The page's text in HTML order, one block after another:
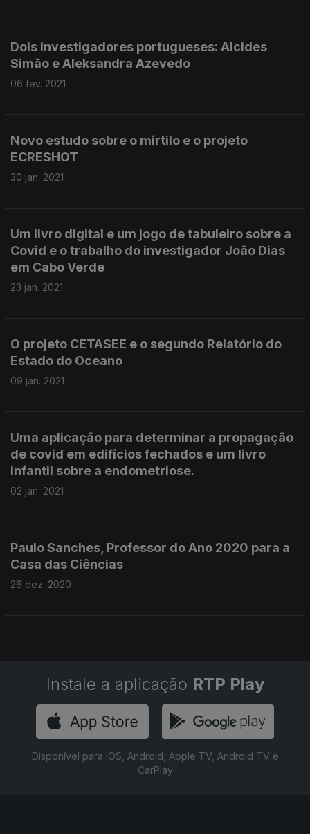
Dois investigadores portugueses: Alcides
Simão e Aleksandra Azevedo
06 fev. 2021
Novo estudo sobre o mirtilo e o projeto
ECRESHOT
30 jan. 2021
Um livro digital e um jogo de tabuleiro sobre a
Covid e o trabalho do investigador João Dias
em Cabo Verde
23 jan. 2021
O projeto CETASEE e o segundo Relatório do
Estado do Oceano
09 jan. 2021
Uma aplicação para determinar a propagação
de covid em edifícios fechados e um livro
infantil sobre a endometriose.
02 jan. 2021
Paulo Sanches, Professor do Ano 2020 para a
Casa das Ciências
26 dez. 2020
Instale a aplicação RTP Play
Disponível para iOS, Android, Apple TV, Android TV e
CarPlay